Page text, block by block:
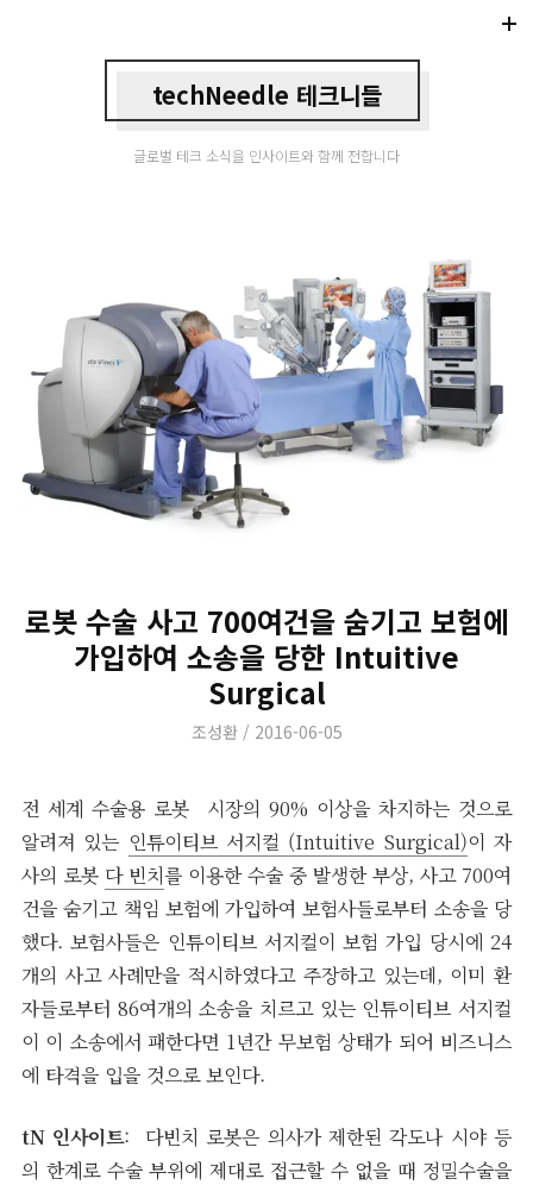
techNeedle 테크니들
글로벌 테크 소식을 인사이트와 함께 전합니다
로봇 수술 사고 700여건을 숨기고 보험에
가입하여 소송을 당한 Intuitive
Surgical
Author
조성환
Posted
2016-06-05
전 세계 수술용 로봇 시장의 90% 이상을 차지하는 것으로
알려져 있는 인튜이티브 서지컬 (Intuitive Surgical)이 자
사의 로봇 다 빈치를 이용한 수술 중 발생한 부상, 사고 700여
건을 숨기고 책임 보험에 가입하여 보험사들로부터 소송을 당
했다. 보험사들은 인튜이티브 서지컬이 보험 가입 당시에 24
개의 사고 사례만을 적시하였다고 주장하고 있는데, 이미 환
자들로부터 86여개의 소송을 치르고 있는 인튜이티브 서지컬
이 이 소송에서 패한다면 1년간 무보험 상태가 되어 비즈니스
에 타격을 입을 것으로 보인다.
tN 인사이트: 다빈치 로봇은 의사가 제한된 각도나 시야 등
의 한계로 수술 부위에 제대로 접근할 수 없을 때 정밀수술을